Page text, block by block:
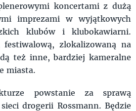
koncertami z dużą
imprezami w wyjątkowych
klubów i klubokawiarni.
festiwalową, zlokalizowaną na
też inne, bardziej kameralne
miasta.
powstanie za sprawą
drogerii Rossmann. Będzie